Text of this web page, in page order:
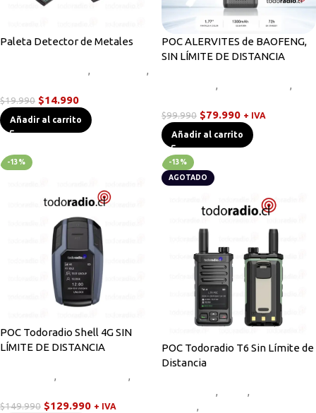
Paleta Detector de Metales
,
,
$19.990 $14.990
Añadir al carrito
POC ALERVITES de BAOFENG,
SIN LÍMITE DE DISTANCIA
,
,
$99.990 $79.990 + IVA
Añadir al carrito
-13%
POC Todoradio Shell 4G SIN
LÍMITE DE DISTANCIA
,
,
$149.990 $129.990 + IVA
-13%
AGOTADO
POC Todoradio T6 Sin Límite de
Distancia
, ,
,